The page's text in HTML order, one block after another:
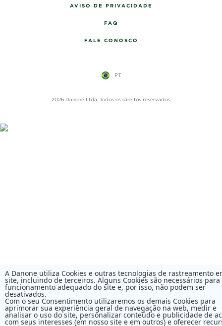
AVISO DE PRIVACIDADE
FAQ
FALE CONOSCO
2026 Danone Ltda. Todos os direitos reservados.
PT
A Danone utiliza Cookies e outras tecnologias de rastreamento
site, incluindo de terceiros. Alguns Cookies são necessários para
funcionamento adequado do site e, por isso, não podem ser
desativados.
Com o seu Consentimento utilizaremos os demais Cookies para
aprimorar sua experiência geral de navegação na web, medir e
analisar o uso do site, personalizar conteúdo e publicidade de
com seus interesses (em nosso site e em outros) e oferecer